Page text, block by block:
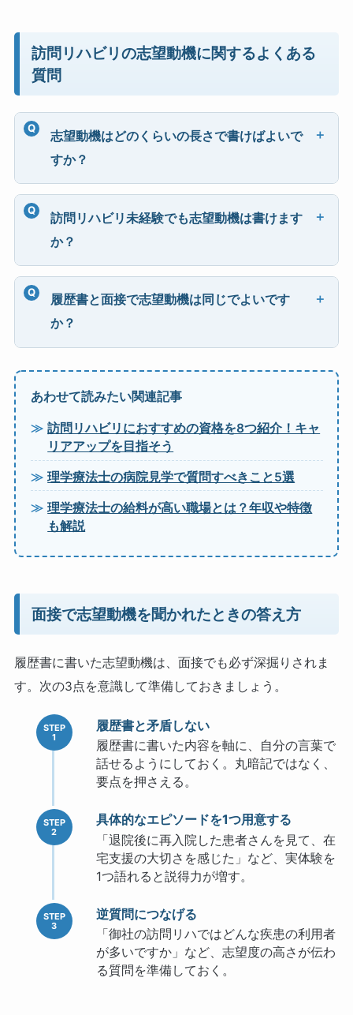
訪問リハビリの志望動機に関するよくある
質問
志望動機はどのくらいの長さで書けばよいで
すか？
訪問リハビリ未経験でも志望動機は書けます
か？
履歴書と面接で志望動機は同じでよいです
か？
あわせて読みたい関連記事
訪問リハビリにおすすめの資格を8つ紹介！キャ
リアアップを目指そう
理学療法士の病院見学で質問すべきこと5選
理学療法士の給料が高い職場とは？年収や特徴
も解説
面接で志望動機を聞かれたときの答え方
履歴書に書いた志望動機は、面接でも必ず深掘りされま
す。次の3点を意識して準備しておきましょう。
履歴書と矛盾しない
履歴書に書いた内容を軸に、自分の言葉で
話せるようにしておく。丸暗記ではなく、
要点を押さえる。
具体的なエピソードを1つ用意する
「退院後に再入院した患者さんを見て、在
宅支援の大切さを感じた」など、実体験を
1つ語れると説得力が増す。
逆質問につなげる
「御社の訪問リハではどんな疾患の利用者
が多いですか」など、志望度の高さが伝わ
る質問を準備しておく。